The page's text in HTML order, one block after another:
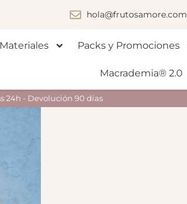
hola@frutosamore.com
Materiales Packs y Promociones
Macrademia® 2.0
24h - Devolución 90 días